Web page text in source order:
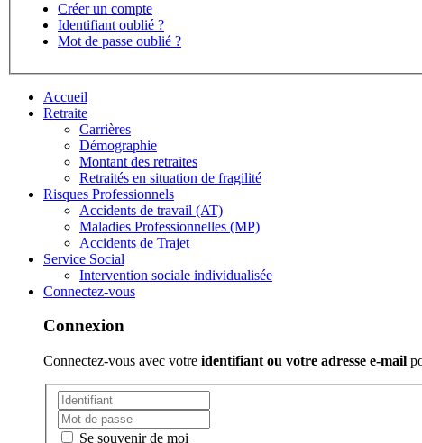
Créer un compte
Identifiant oublié ?
Mot de passe oublié ?
Accueil
Retraite
Carrières
Démographie
Montant des retraites
Retraités en situation de fragilité
Risques Professionnels
Accidents de travail (AT)
Maladies Professionnelles (MP)
Accidents de Trajet
Service Social
Intervention sociale individualisée
Connectez-vous
Connexion
Connectez-vous avec votre identifiant ou votre adresse e-mail
Se souvenir de moi